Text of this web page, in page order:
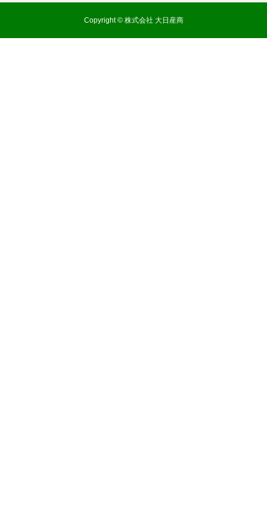
Copyright © 株式会社 大日産商